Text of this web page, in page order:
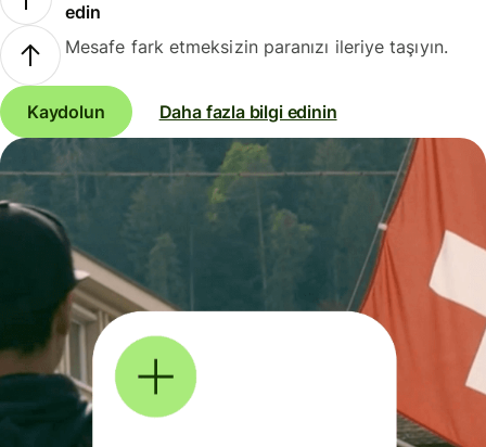
edin
Mesafe fark etmeksizin paranızı ileriye taşıyın.
Kaydolun Daha fazla bilgi edinin